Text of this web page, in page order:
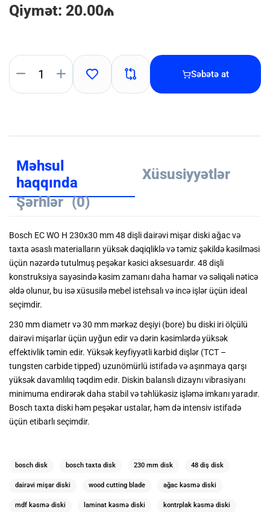
Qiymət: 20.00₼
Səbətə at
Məhsul
haqqında
Xüsusiyyətlər
Şərhlər (0)
Bosch EC WO H 230x30 mm 48 dişli dairəvi mişar diski ağac və
taxta əsaslı materialların yüksək dəqiqliklə və təmiz şəkildə kəsilməsi
üçün nəzərdə tutulmuş peşəkar kəsici aksesuardır. 48 dişli
konstruksiya sayəsində kəsim zamanı daha hamar və səliqəli nəticə
əldə olunur, bu isə xüsusilə mebel istehsalı və incə işlər üçün ideal
seçimdir.
230 mm diametr və 30 mm mərkəz deşiyi (bore) bu diski iri ölçülü
dairəvi mişarlar üçün uyğun edir və dərin kəsimlərdə yüksək
effektivlik təmin edir. Yüksək keyfiyyətli karbid dişlər (TCT –
tungsten carbide tipped) uzunömürlü istifadə və aşınmaya qarşı
yüksək davamlılıq təqdim edir. Diskin balanslı dizaynı vibrasiyanı
minimuma endirərək daha stabil və təhlükəsiz işləmə imkanı yaradır.
Bosch taxta diski həm peşəkar ustalar, həm də intensiv istifadə
üçün etibarlı seçimdir.
bosch disk bosch taxta disk 230 mm disk 48 diş disk
dairəvi mişar diski wood cutting blade ağac kəsmə diski
mdf kəsmə diski laminat kəsmə diski kontrplak kəsmə diski